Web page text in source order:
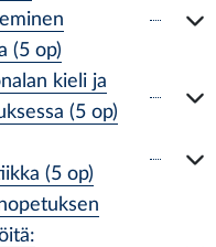
(5 op)
kieli ja
(5 op)
(5 op)